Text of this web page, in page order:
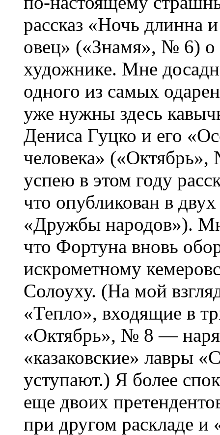
рассказ «Ночь длинна
овец» («Знамя», № 6)
художнике. Мне
одного из самых
уже нужны здесь
Дениса Гуцко и его
человека»
успею в этом году
что опубликован в
«Дружбы народов»).
что Фортуна вновь
искрометному
Солоуху. (На мой
«Тепло», входящие в
«Октябрь», № 8 —
«казаковские» лавры
уступают.) Я более
еще двоих
при другом раскладе